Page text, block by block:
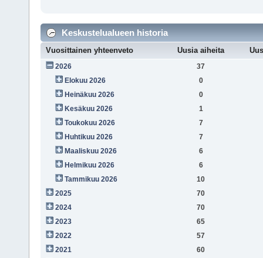
Keskustelualueen historia
Vuosittainen yhteenveto Uusia aiheita
2026
37
Elokuu 2026
0
Heinäkuu 2026
0
Kesäkuu 2026
1
Toukokuu 2026
7
Huhtikuu 2026
7
Maaliskuu 2026
6
Helmikuu 2026
6
Tammikuu 2026
10
2025
70
2024
70
2023
65
2022
57
2021
60